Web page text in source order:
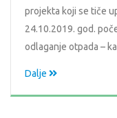
projekta koji se tiče
24.10.2019. god.
odlaganje otpada –
Dalje